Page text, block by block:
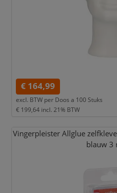
€ 164,99
excl. BTW per Doos a 100 Stuks
€ 199,64 incl. 21% BTW
Vingerpleister Allglue
blauw 3